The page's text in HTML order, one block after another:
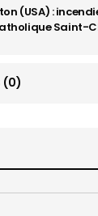
(USA) :
Saint-
(0)